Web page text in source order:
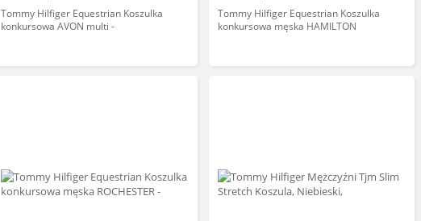
Tommy Hilfiger Equestrian Koszulka
konkursowa AVON multi -
Tommy Hilfiger Equestrian Koszulka
konkursowa męska HAMILTON